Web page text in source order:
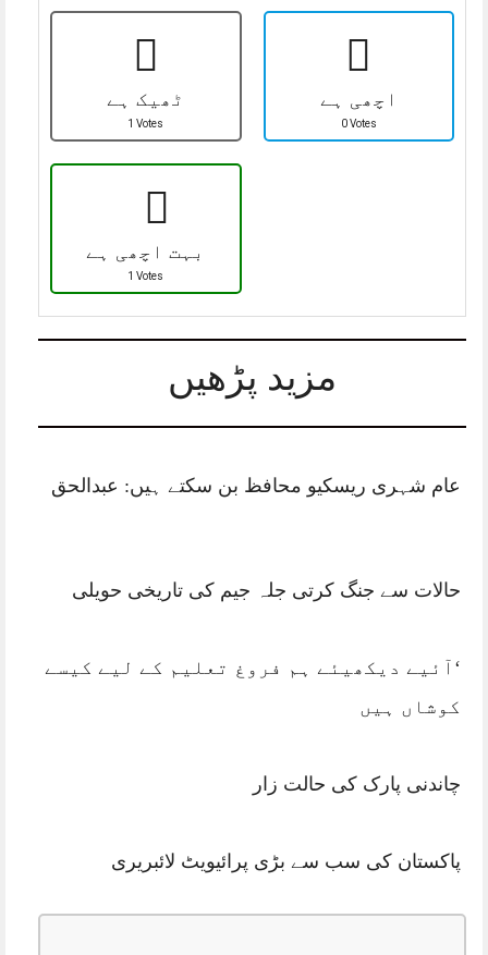
ٹھیک ہے
1 Votes
اچھی ہے
0 Votes
بہت اچھی ہے
1 Votes
مزید پڑھیں
عام شہری ریسکیو محافظ بن سکتے ہیں: عبدالحق
حالات سے جنگ کرتی جلہ جیم کی تاریخی حویلی
‘آئیے دیکھیئے ہم فروغ تعلیم کے لیے کیسے
کوشاں ہیں
چاندنی پارک کی حالت زار
پاکستان کی سب سے بڑی پرائیویٹ لائبریری